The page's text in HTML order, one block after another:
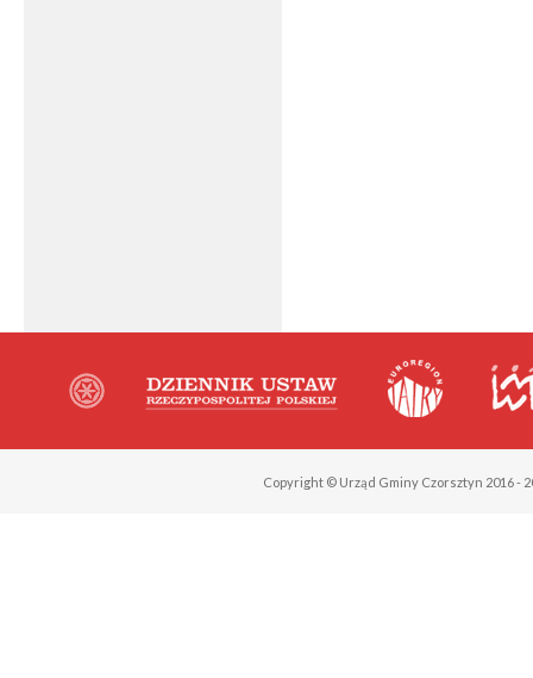
Copyright © Urząd Gminy Czorsztyn 2016 -